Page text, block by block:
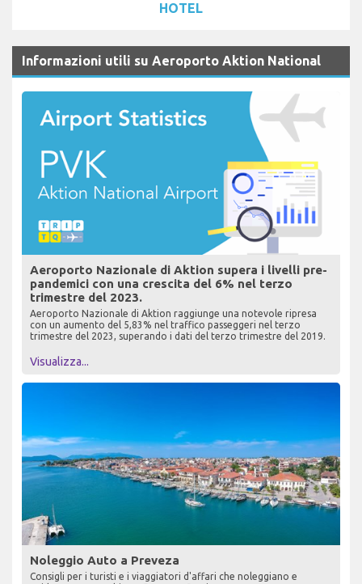
HOTEL
Informazioni utili su Aeroporto Aktion National
Aeroporto Nazionale di Aktion supera i livelli pre-
pandemici con una crescita del 6% nel terzo
trimestre del 2023.
Aeroporto Nazionale di Aktion raggiunge una notevole ripresa
con un aumento del 5,83% nel traffico passeggeri nel terzo
trimestre del 2023, superando i dati del terzo trimestre del 2019.
Visualizza...
Noleggio Auto a Preveza
Consigli per i turisti e i viaggiatori d'affari che noleggiano e